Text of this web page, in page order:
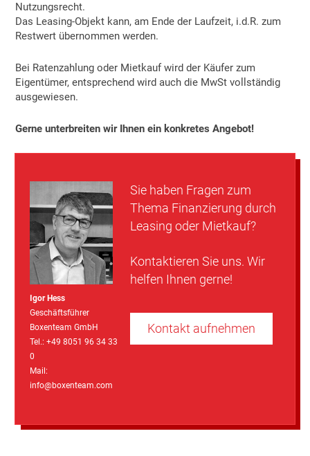
Nutzungsrecht.
Das Leasing-Objekt kann, am Ende der Laufzeit, i.d.R. zum
Restwert übernommen werden.
Bei Ratenzahlung oder Mietkauf wird der Käufer zum
Eigentümer, entsprechend wird auch die MwSt vollständig
ausgewiesen.
Gerne unterbreiten wir Ihnen ein konkretes Angebot!
Igor Hess
Geschäftsführer
Boxenteam GmbH
Tel.: +49 8051 96 34 33
0
Mail:
info@boxenteam.com
Sie haben Fragen zum
Thema Finanzierung durch
Leasing oder Mietkauf?
Kontaktieren Sie uns. Wir
helfen Ihnen gerne!
Kontakt aufnehmen